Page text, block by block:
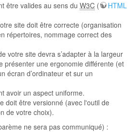
être valides au sens du W3C (
HTML
site doit être correcte (organisation
répertoires, nommage correct des
votre site devra s’adapter à la largeur
présenter une ergonomie différente (et
écran d’ordinateur et sur un
avoir un aspect uniforme.
doit être versionné (avec l'outil de
de votre choix).
ne sera pas communiqué) :